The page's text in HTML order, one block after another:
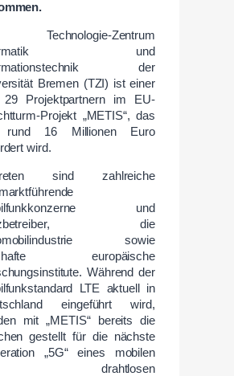
Technologie-Zentrum
und
der
Bremen (TZI) ist einer
29 Projektpartnern im EU-
Projekt „METIS“, das
rund 16 Millionen Euro
wird.
sind zahlreiche
und
die
sowie
europäische
Während der
LTE aktuell in
eingeführt wird,
mit „METIS“ bereits die
gestellt für die nächste
„5G“ eines mobilen
drahtlosen